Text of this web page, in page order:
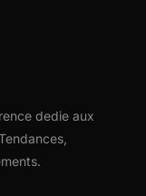
dedie aux